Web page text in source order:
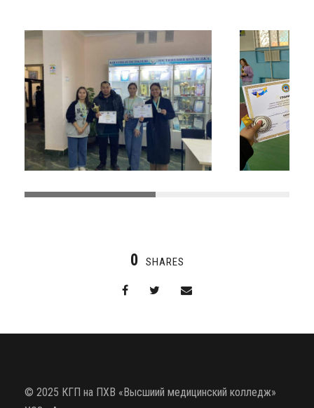
0 SHARES
© 2025 КГП на ПХВ «Высшиий медицинский колледж»